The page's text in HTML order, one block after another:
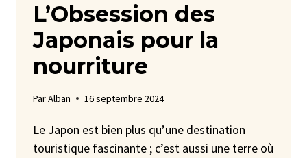
L’Obsession des
Japonais pour la
nourriture
ParAlban 16 septembre 2024
Le Japon est bien plus qu’une destination
touristique fascinante ; c’est aussi une terre où